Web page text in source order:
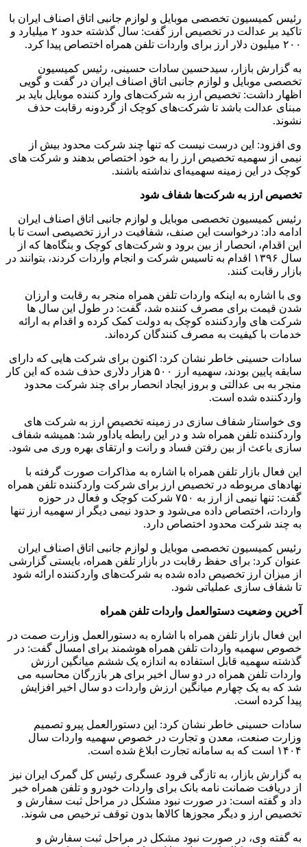
رئیس کمیسیون تخصصی موبایل و لوازم جانبی اتاق اصناف ایران با
تاکید بر عدالت در تخصیص ارز گفت: سال گذشته حدود ۲ میلیارد و
۲۰۰ میلیون دلار ارز برای واردات تلفن همراه اختصاص پیدا کرد.
به گزارش بازار، سیدحسین سادات حسینی، رئیس کمیسیون
تخصصی موبایل و لوازم جانبی اتاق اصناف ایران در گفت و گویی
اظهار داشت: تخصیص ارز به شرکت‌های وارد کننده موبایل باید بر
مبنای عدالت باشد تا شرکت‌های کوچک از گردونه رقابت حذف
نشوند.
وی افزود: این درست نیست که تنها چند شرکت محدود بیش از
نیمی از سهمیه تخصیص ارز را به خود اختصاص بدهند و شرکت های
کوچک در این زمینه سهمیه‌ای نداشته باشند.
تخصیص ارز به شرکت‌ها شفاف شود
رئیس کمیسیون تخصصی موبایل و لوازم جانبی اتاق اصناف ایران
ادامه داد: درخواست این صنف، شفافیت در ارز تخصیصی است تا با
این اقدام، انحصار از بین برود و شرکت‌های کوچک و بنگاه‌ها که از
سال ۱۳۹۶ اقدام به تاسیس شرکت و انجام واردات کردند، بتوانند در
بازار رقابت کنند.
وی با اشاره به اینکه واردات تلفن همراه منجر به رقابت و ارزان
شدن قیمت برای مصرف کننده شد، گفت: در طول این سال ها
شرکت های واردکننده کوچک به دولت کمک کرده و اقدام به ارائه
خدمات با کیفیت به مصرف کنندگان کرده‌اند.
سادات حسینی خاطر نشان کرد: اکنون برای شرکت هایی که دارای
سابقه پایین بودند، سهمیه ارز ۵۰۰ هزار دلاری حذف شده که این کار
منجر به بی عدالتی و بروز ایجاد انحصار برای چند شرکت محدود
واردکننده شده است.
وی خواستار شفاف سازی در زمینه تخصیص ارز به شرکت های
واردکننده تلفن همراه شد و در این رابطه یادآور شد: همیشه شفاف
سازی باعث از بین رفتن فساد و رانت و ارتقای بهره وری می شود.
این فعال بازار تلفن همراه با اشاره به مذاکرات صورت گرفته با
نهادهای مربوطه در تخصیص ارز برای شرکت واردکننده تلفن همراه
گفت: تنها نیمی از ارز به ۷۵۰ شرکت کوچک و فعال در حوزه
واردات، اختصاص داده می‌شود و حدود نیمی دیگر از سهمیه ارز تنها
به چند شرکت محدود اختصاص دارد.
رئیس کمیسیون تخصصی موبایل و لوازم جانبی اتاق اصناف ایران
عنوان کرد: برای حفظ رقابت در بازار تلفن همراه، بایستی گزارشی
از میزان ارز تخصیص داده شده به شرکت‌های واردکننده ارائه شود
تا شفاف سازی عملیاتی شود.
آخرین وضعیت دستوالعمل واردات تلفن همراه
این فعال بازار تلفن همراه با اشاره به دستورالعمل وزارت صمت در
خصوص سهمیه واردات تلفن همراه هوشمند برای امسال گفت: در
گذشته سهمیه قابل استفاده به اندازه یک ششم میانگین ارزش
واردات تلفن همراه در دو سال اخیر برای هر بازرگان محاسبه می
شد که به یک چهارم میانگین ارزش واردات دو سال اخیر افزایش
پیدا کرده است.
سادات حسینی خاطر نشان کرد: این دستورالعمل پیرو تصمیم
وزارت صنعت، معدن و تجارت در خصوص سهمیه واردات سال
۱۴۰۴ است که به سامانه تجارت ابلاغ شده است.
به گزارش بازار، به تازگی فرود عسگری رئیس کل گمرک ایران نیز
از دریافت ضمانت نامه بانک برای واردات خودرو و تلفن همراه خبر
داد و گفته است: در صورت نبود مشکل در مراحل ثبت سفارش و
تخصیص ارز و دیگر مجوزها کالاها بدون توقف ترخیص می شوند.
به گفته وی، در صورت نبود مشکل در مراحل ثبت سفارش و